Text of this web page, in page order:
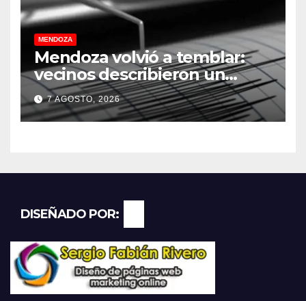
MENDOZA
Mendoza volvió a temblar:
vecinos describieron un
“sacudón” acompañado por
un fuerte estruendo
7 AGOSTO, 2026
DISEÑADO POR: